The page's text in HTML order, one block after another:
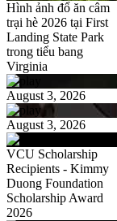
Hình ảnh đổ ăn câm
trại hè 2026 tại First
Landing State Park
trong tiểu bang
Virginia
August 3, 2026
August 3, 2026
VCU Scholarship
Recipients - Kimmy
Duong Foundation
Scholarship Award
2026